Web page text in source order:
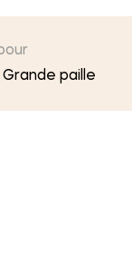
Grande paille